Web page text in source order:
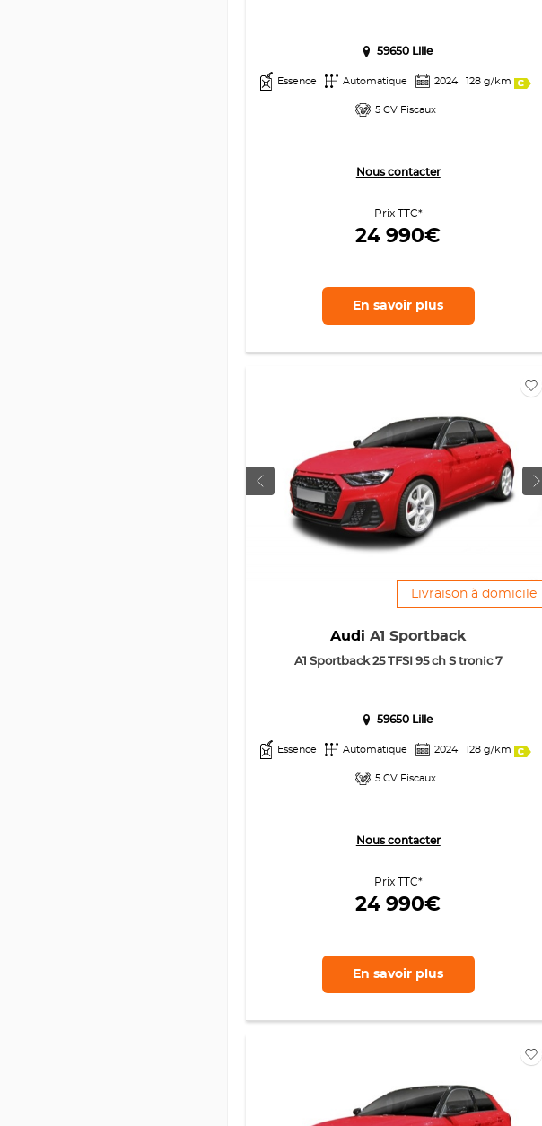
59650 Lille
Essence Automatique 2024 128 g/km
5 CV Fiscaux
Nous contacter
Prix TTC*
24 990€
En savoir plus
Livraison à domicile
Audi A1 Sportback
A1 Sportback 25 TFSI 95 ch S tronic 7
59650 Lille
Essence Automatique 2024 128 g/km
5 CV Fiscaux
Nous contacter
Prix TTC*
24 990€
En savoir plus